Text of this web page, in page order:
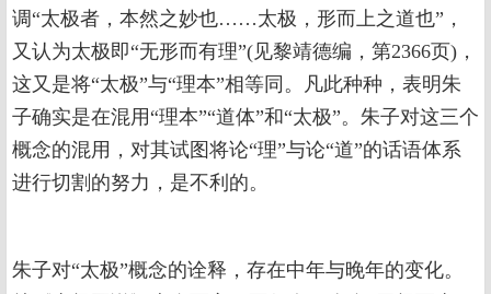
调“太极者，本然之妙也……太极，形而上之道也”，
又认为太极即“无形而有理”(见黎靖德编，第2366页)，
这又是将“太极”与“理本”相等同。凡此种种，表明朱
子确实是在混用“理本”“道体”和“太极”。朱子对这三个
概念的混用，对其试图将论“理”与论“道”的话语体系
进行切割的努力，是不利的。
朱子对“太极”概念的诠释，存在中年与晚年的变化。